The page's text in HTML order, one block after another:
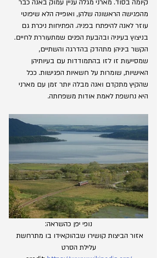
קיומה בסוד. מארני מגלה עניין עמוק באנה כבר
מהפגישה הראשונה שלהן, ואופייה הלא שיפוטי
עוזר לאנה להיפתח בפניה. הפתיחות ניכרת גם
בניצוץ בעיניה ובהבעת הפנים שמתעוררת לחיים.
הקשר ביניהן מתהדק בהדרגה והשתיים,
שמסייעות זו לזו בהתמודדות עם בעיותיהן
האישיות, שומרות על חשאיות הפגישות. ככל
שהקיץ מתקדם ואנה מבלה יותר זמן עם מארני
היא נחשפת לאמת אודות משפחתה.
אזור הביצות קושירו שבהוקאידו בו מתרחשת
עלילת הסרט